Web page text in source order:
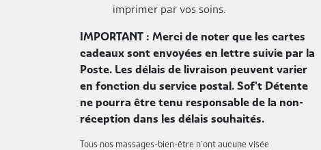
imprimer par vos soins.
IMPORTANT : Merci de noter que les cartes
cadeaux sont envoyées en lettre suivie par la
Poste. Les délais de livraison peuvent varier
en fonction du service postal. Sof't Détente
ne pourra être tenu responsable de la non-
réception dans les délais souhaités.
Tous nos massages-bien-être n’ont aucune visée